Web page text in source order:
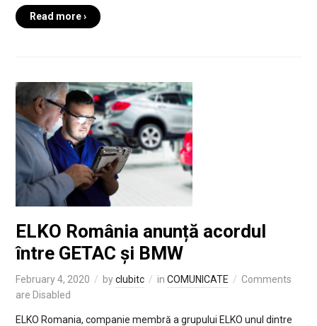
Read more ›
ELKO România anunță acordul
între GETAC și BMW
February 4, 2020 byclubitc in COMUNICATE
Comments
are Disabled
ELKO Romania, companie membră a grupului ELKO unul dintre